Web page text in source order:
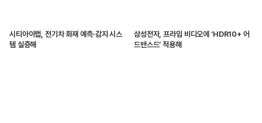
시티아이랩, 전기차 화재 예측·감지 시스
템 실증해
삼성전자, 프라임 비디오에 ‘HDR10+ 어
드밴스드’ 적용해